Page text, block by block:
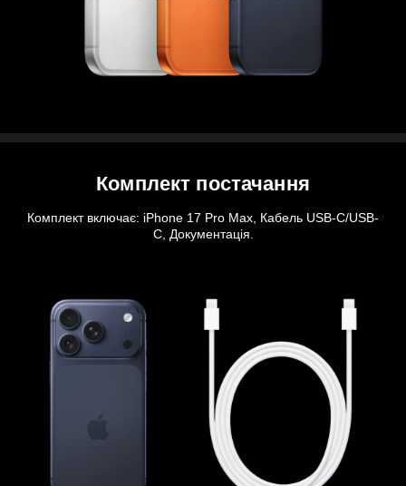
Комплект постачання
Комплект включає: iPhone 17 Pro Max, Кабель USB-C/USB-
C, Документація.